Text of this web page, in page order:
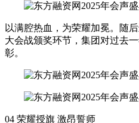
以满腔热血，为荣耀加冕。随
大会战颁奖环节，集团对过去
彰。
04 荣耀授旗 激昂誓师